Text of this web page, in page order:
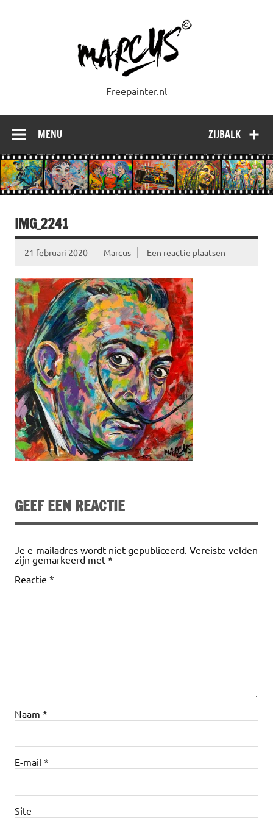
Freepainter.nl
ZIJBALK
MENU
IMG_2241
21 februari 2020 Marcus Een reactie plaatsen
GEEF EEN REACTIE
Je e-mailadres wordt niet gepubliceerd. Vereiste velden
zijn gemarkeerd met *
Reactie *
Naam *
E-mail *
Site